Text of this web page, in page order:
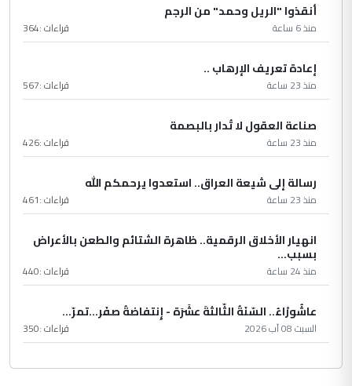
أنقذوا "الريل وحمد" من الرجم
منذ 6 ساعة قراءات :364
إعادة تعريف الإرهاب ..
منذ 23 ساعة قراءات :567
صناعة العقول لا تُدار بالبصمة
منذ 23 ساعة قراءات :426
رسالة إلى شيعة العراق.. استعدوا يرحمكم الله
منذ 23 ساعة قراءات :461
انهيار الأخلاق الرقمية.. ظاهرة الشتائم والطعن بالأعراض
بسبب...
منذ 24 ساعة قراءات :440
عاشُورْاءُ.. السّنَةُ الثّالثةَ عشَرَة - إِنتفاضةُ صفَر…تمرّ...
السبت 08 آب 2026 قراءات :350